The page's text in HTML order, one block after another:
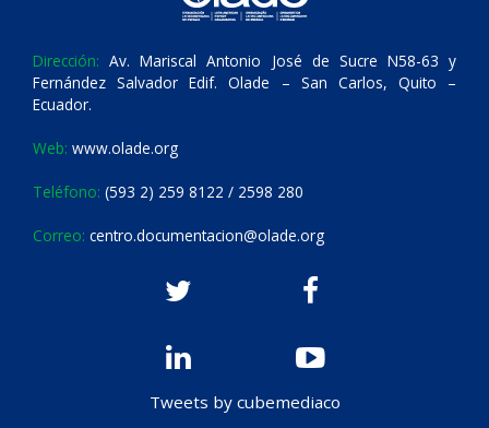
Dirección: Av. Mariscal Antonio José de Sucre N58-63 y
Fernández Salvador Edif. Olade – San Carlos, Quito –
Ecuador.
Web: www.olade.org
Teléfono: (593 2) 259 8122 / 2598 280
Correo: centro.documentacion@olade.org
Tweets by cubemediaco